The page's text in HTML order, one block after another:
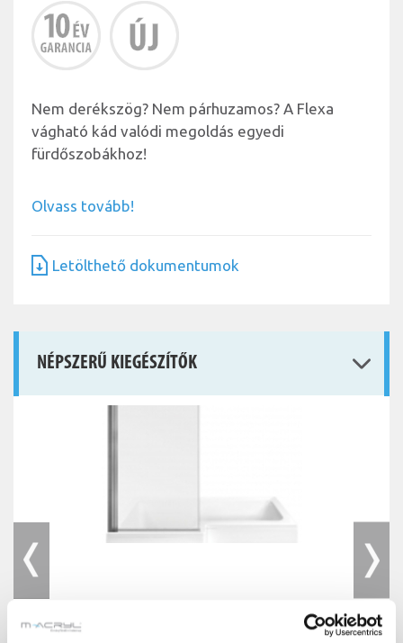
Nem derékszög? Nem párhuzamos? A Flexa
vágható kád valódi megoldás egyedi
fürdőszobákhoz!
Olvass tovább!
Letölthető dokumentumok
NÉPSZERŰ KIEGÉSZÍTŐK